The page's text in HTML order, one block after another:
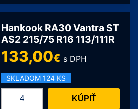
VANCONTACT
AS
ULTRA
195/65
R15
98T
Hankook RA30 Vantra ST
AS2 215/75 R16 113/111R
133,00€ s DPH
SKLADOM 124 KS
množstvo
KÚPIŤ